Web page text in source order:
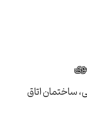
ساختمان اتاق